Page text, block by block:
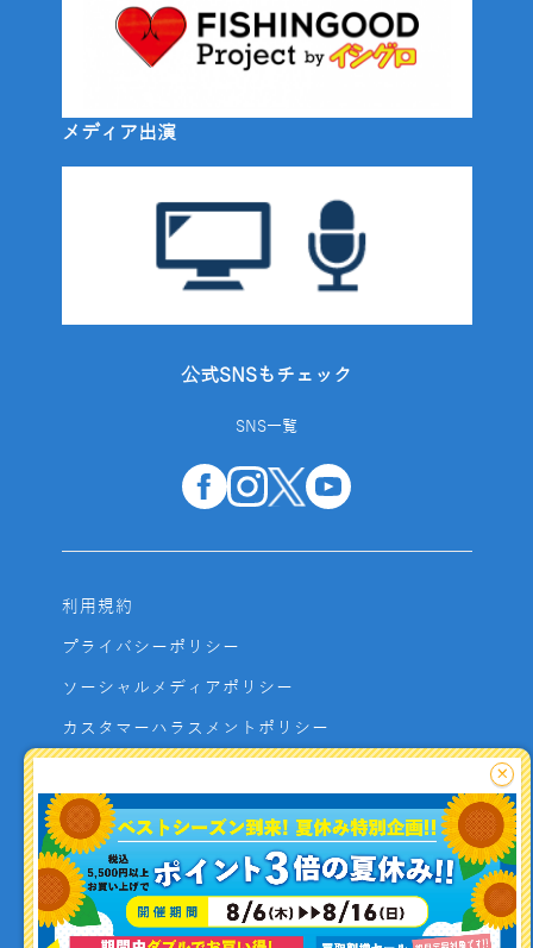
メディア出演
公式SNSもチェック
SNS一覧
利用規約
プライバシーポリシー
ソーシャルメディアポリシー
カスタマーハラスメントポリシー
よくあるご質問
お問い合わせ
利用者資金の保全方法
×